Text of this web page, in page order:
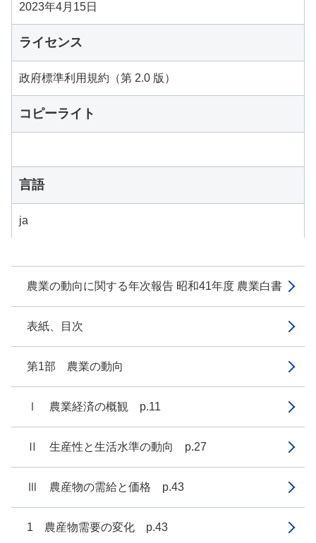
農業の動向に関する年次報告 昭和41年度 農業白書
表紙、目次
第1部 農業の動向
Ⅰ 農業経済の概観 p.11
Ⅱ 生産性と生活水準の動向 p.27
Ⅲ 農産物の需給と価格 p.43
1 農産物需要の変化 p.43
2023年4月15日
ライセンス
政府標準利用規約（第 2.0 版）
コピーライト
言語
ja